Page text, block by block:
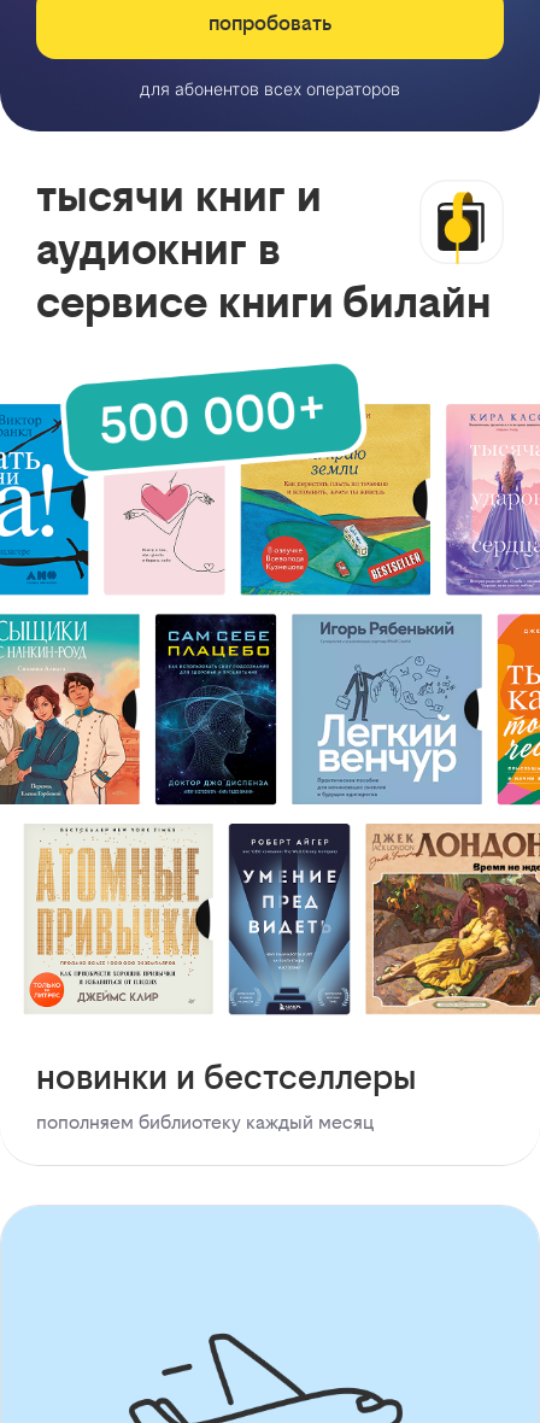
попробовать
для абонентов всех операторов
тысячи книг и
аудиокниг в
сервисе книги билайн
новинки и бестселлеры
пополняем библиотеку каждый месяц